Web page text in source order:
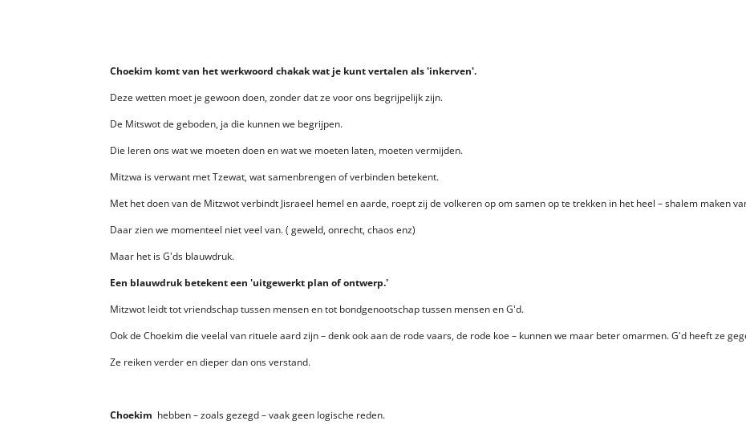
Choekim komt van het werkwoord chakak wat je kunt vertalen als 'inkerven'.
Deze wetten moet je gewoon doen, zonder dat ze voor ons begrijpelijk zijn.
De Mitswot de geboden, ja die kunnen we begrijpen.
Die leren ons wat we moeten doen en wat we moeten laten, moeten vermijden.
Mitzwa is verwant met Tzewat, wat samenbrengen of verbinden betekent.
Met het doen van de Mitzwot verbindt Jisraeel hemel en aarde, roept zij de volkeren op om samen op te trekken in het heel – shalem maken
Daar zien we momenteel niet veel van. ( geweld, onrecht, chaos enz)
Maar het is G'ds blauwdruk.
Een blauwdruk betekent een 'uitgewerkt plan of ontwerp.'
Mitzwot leidt tot vriendschap tussen mensen en tot bondgenootschap tussen mensen en G'd.
Ook de Choekim die veelal van rituele aard zijn – denk ook aan de rode vaars, de rode koe – kunnen we maar beter omarmen. G'd heeft ze
Ze reiken verder en dieper dan ons verstand.
Choekim hebben – zoals gezegd – vaak geen logische reden.